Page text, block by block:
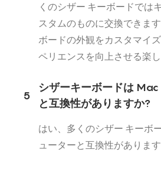
くのシザー キーボードでは
スタムのものに交換できま
ボードの外観をカスタマイ
ペリエンスを向上させる楽し
5
シザーキーボードは Mac
と互換性がありますか?
はい、多くのシザー キーボ
ューターと互換性があります